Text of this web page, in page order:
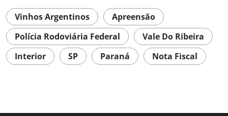
Vinhos Argentinos
Apreensão
Polícia Rodoviária Federal
Vale Do Ribeira
Interior
SP Paraná Nota Fiscal